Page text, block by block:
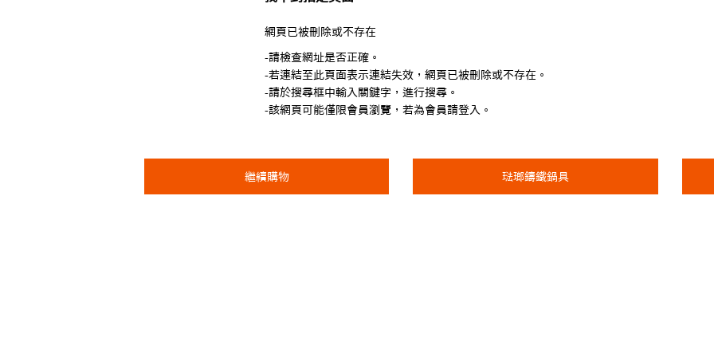
網頁已被刪除或不存在
-請檢查網址是否正確。
-若連結至此頁面表示連結失效，網頁已被刪除或不存在。
-請於搜尋框中輸入關鍵字，進行搜尋。
-該網頁可能僅限會員瀏覽，若為會員請登入。
繼續購物 琺瑯鑄鐵鍋具